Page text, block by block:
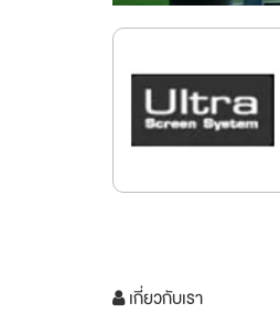
เกี่ยวกับเรา